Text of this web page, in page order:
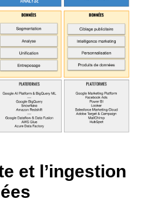
et l’ingestion